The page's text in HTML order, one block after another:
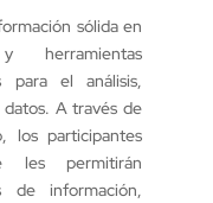
sólida en
herramientas
para el análisis,
A través de
los participantes
les permitirán
de información,